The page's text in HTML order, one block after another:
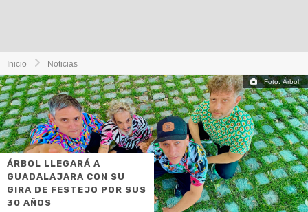
Inicio Noticias
Foto: Árbol.
ÁRBOL LLEGARÁ A
GUADALAJARA CON SU
GIRA DE FESTEJO POR SUS
30 AÑOS